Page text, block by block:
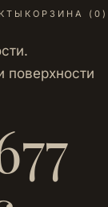
КОРЗИНА ( 0 )
поверхности